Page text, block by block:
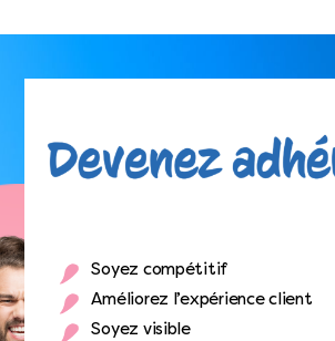
Soyez compétitif
Améliorez l’expérience client
Soyez visible